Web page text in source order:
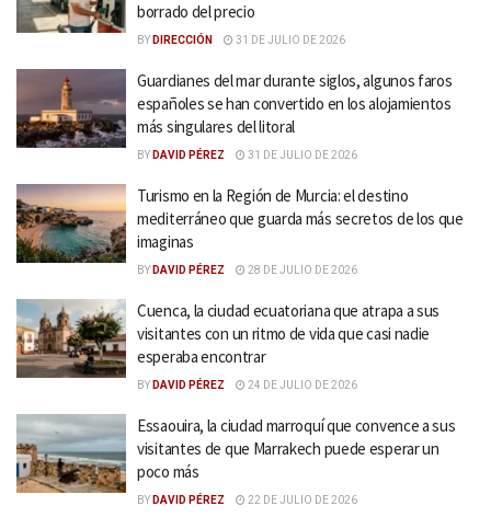
borrado del precio
BY DIRECCIÓN 31 DE JULIO DE 2026
Guardianes del mar durante siglos, algunos faros
españoles se han convertido en los alojamientos
más singulares del litoral
BY DAVID PÉREZ 31 DE JULIO DE 2026
Turismo en la Región de Murcia: el destino
mediterráneo que guarda más secretos de los que
imaginas
BY DAVID PÉREZ 28 DE JULIO DE 2026
Cuenca, la ciudad ecuatoriana que atrapa a sus
visitantes con un ritmo de vida que casi nadie
esperaba encontrar
BY DAVID PÉREZ 24 DE JULIO DE 2026
Essaouira, la ciudad marroquí que convence a sus
visitantes de que Marrakech puede esperar un
poco más
BY DAVID PÉREZ 22 DE JULIO DE 2026